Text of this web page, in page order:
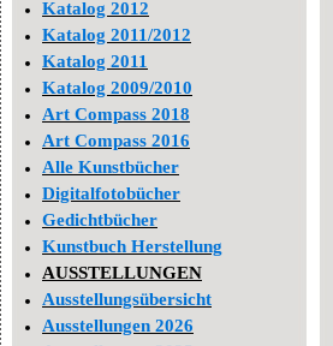
Katalog 2012
Katalog 2011/2012
Katalog 2011
Katalog 2009/2010
Art Compass 2018
Art Compass 2016
Alle Kunstbücher
Digitalfotobücher
Gedichtbücher
Kunstbuch Herstellung
AUSSTELLUNGEN
Ausstellungsübersicht
Ausstellungen 2026